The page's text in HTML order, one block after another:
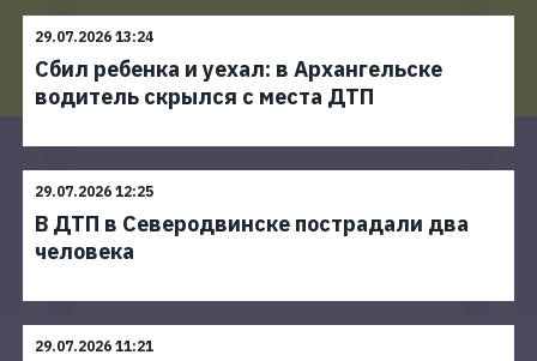
29.07.2026 13:24
Сбил ребенка и уехал: в Архангельске
водитель скрылся с места ДТП
29.07.2026 12:25
В ДТП в Северодвинске пострадали два
человека
29.07.2026 11:21